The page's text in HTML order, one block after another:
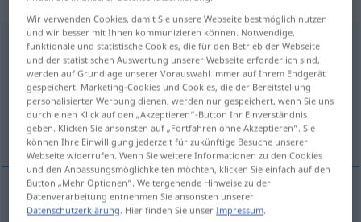
ausbleiben
Übersicht aller Übersetzungen
(Für mehr Details die Übersetzung anklicken/antippen)
koma ekki, bregðast
komaekki ausbleiben
Wir verwenden Cookies, damit Sie unsere Webseite bestmöglich nutzen
und wir besser mit Ihnen kommunizieren können. Notwendige,
funktionale und statistische Cookies, die für den Betrieb der Webseite
und der statistischen Auswertung unserer Webseite erforderlich sind,
werden auf Grundlage unserer Vorauswahl immer auf Ihrem Endgerät
gespeichert. Marketing-Cookies und Cookies, die der Bereitstellung
personalisierter Werbung dienen, werden nur gespeichert, wenn Sie uns
durch einen Klick auf den „Akzeptieren“-Button Ihr Einverständnis
geben. Klicken Sie ansonsten auf „Fortfahren ohne Akzeptieren“. Sie
können Ihre Einwilligung jederzeit für zukünftige Besuche unserer
Webseite widerrufen. Wenn Sie weitere Informationen zu den Cookies
und den Anpassungsmöglichkeiten möchten, klicken Sie einfach auf den
Button „Mehr Optionen“. Weitergehende Hinweise zu der
Datenverarbeitung entnehmen Sie ansonsten unserer
Datenschutzerklärung. Hier finden Sie unserImpressum.